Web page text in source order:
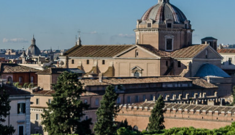
Империя. Принципат
(27 г до н.э. — 284 г
н.э.)
Империя. Доминат
(284-476 гг)
Темные Века. Готы
Темные Века.
Экзархат
Дохристианские
храмы
Христианские храмы,
базилики etc.
Дворцы
Арки, колонны и
обелиски
Фонтаны